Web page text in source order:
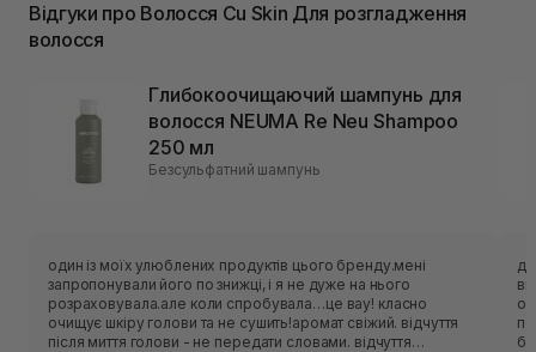
Відгуки про Волосся Cu Skin Для розгладження
волосся
Глибокоочищаючий шампунь для
волосся NEUMA Re Neu Shampoo
250 мл
Безсульфатний шампунь
один із моїх улюблених продуктів цього бренду.мені
запропонували його по знижці, і я не дуже на нього
розраховувала.але коли спробувала…це вау! класно
очищує шкіру голови та не сушить!аромат свіжий. відчуття
після миття голови - не передати словами. відчуття